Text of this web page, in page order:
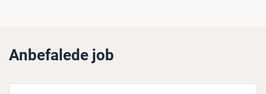
Anbefalede job